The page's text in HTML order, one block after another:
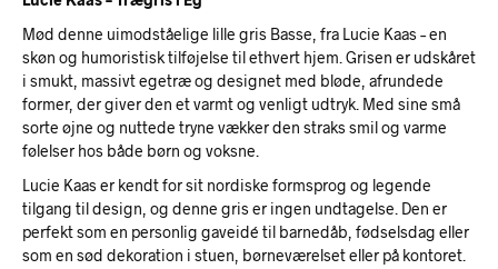
Mød denne uimodståelige lille gris Basse, fra Lucie Kaas – en
skøn og humoristisk tilføjelse til ethvert hjem. Grisen er udskåret
i smukt, massivt egetræ og designet med bløde, afrundede
former, der giver den et varmt og venligt udtryk. Med sine små
sorte øjne og nuttede tryne vækker den straks smil og varme
følelser hos både børn og voksne.
Lucie Kaas er kendt for sit nordiske formsprog og legende
tilgang til design, og denne gris er ingen undtagelse. Den er
perfekt som en personlig gaveidé til barnedåb, fødselsdag eller
som en sød dekoration i stuen, børneværelset eller på kontoret.